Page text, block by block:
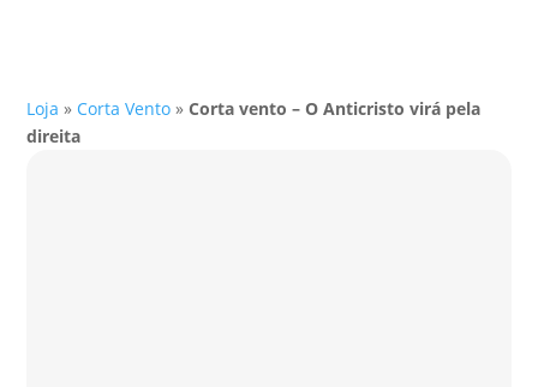
Loja » Corta Vento »Corta vento – O Anticristo virá pela
direita